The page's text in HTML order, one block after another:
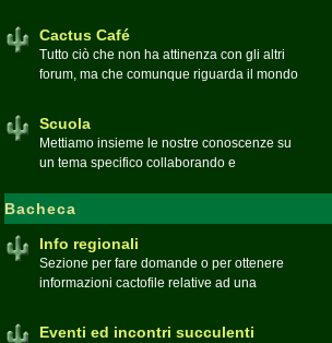
Cactus Café
Tutto ciò che non ha attinenza con gli altri
forum, ma che comunque riguarda il mondo
Moderatore
Scuola
Mettiamo insieme le nostre conoscenze su
un tema specifico collaborando e
cactofilo
Bacheca
Info regionali
Sezione per fare domande o per ottenere
informazioni cactofile relative ad una
Eventi ed incontri succulenti